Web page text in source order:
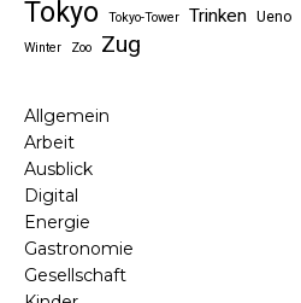
Tokyo Tokyo-Tower Trinken Ueno
Winter Zoo Zug
Allgemein
Arbeit
Ausblick
Digital
Energie
Gastronomie
Gesellschaft